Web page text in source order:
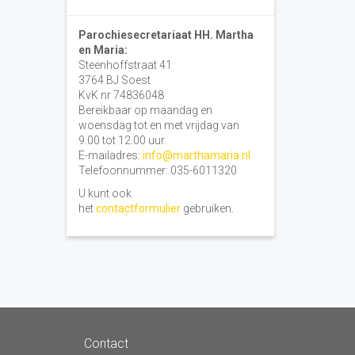
Parochiesecretariaat HH. Martha
en Maria:
Steenhoffstraat 41
3764 BJ Soest
KvK nr 74836048
Bereikbaar op maandag en
woensdag tot en met vrijdag van
9.00 tot 12.00 uur.
E-mailadres: info@marthamaria.nl
Telefoonnummer: 035-6011320
U kunt ook
hetcontactformuliergebruiken.
Contact